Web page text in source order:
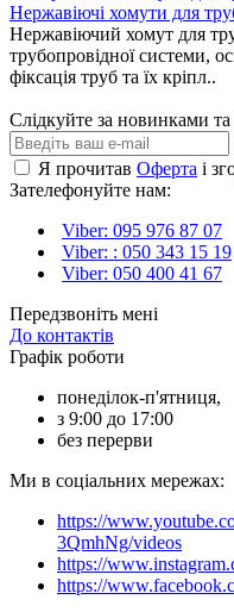
Нержавіючі хомути для
Нержавіючий хомут для
трубопровідної системи,
фіксація труб та їх кріпл..
Слідкуйте за новинками та
Я прочитав Оферта і
Зателефонуйте нам:
Viber: 095 976 87 07
Viber: : 050 343 15 19‬
Viber: 050 400 41 67
Передзвоніть мені
До контактів
Графік роботи
понеділок-п'ятниця,
з 9:00 до 17:00
без перерви
Ми в соціальних мережах:
https://
3QmhNg/videos
https://
https://